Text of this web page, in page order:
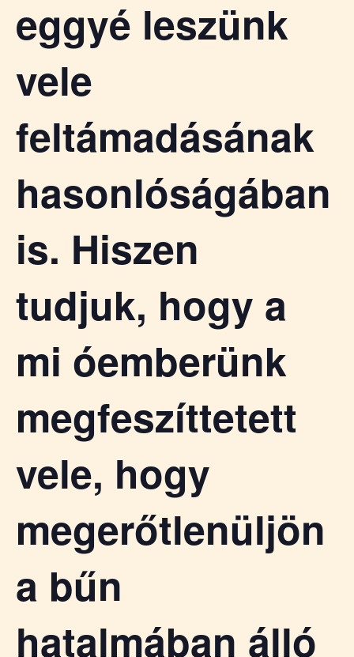
eggyé leszünk
vele
feltámadásának
hasonlóságában
is. Hiszen
tudjuk, hogy a
mi óemberünk
megfeszíttetett
vele, hogy
megerőtlenüljön
a bűn
hatalmában álló